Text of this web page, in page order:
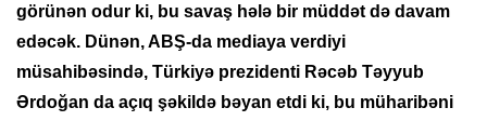
görünən odur ki, bu savaş hələ bir müddət də davam
edəcək. Dünən, ABŞ-da mediaya verdiyi
müsahibəsində, Türkiyə prezidenti Rəcəb Təyyub
Ərdoğan da açıq şəkildə bəyan etdi ki, bu müharibəni